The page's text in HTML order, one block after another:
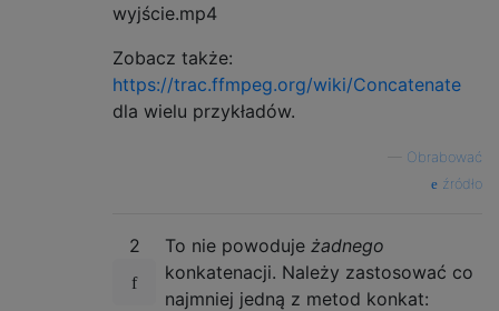
wyjście.mp4
Zobacz także:
https://trac.ffmpeg.org/wiki/Concatenate
dla wielu przykładów.
Obrabować
źródło
2 To nie powoduje żadnego
konkatenacji. Należy zastosować co
najmniej jedną z metod konkat: